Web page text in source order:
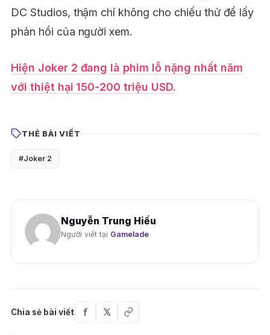
DC Studios, thậm chí không cho chiếu thử để lấy
phản hồi của người xem.
Hiện Joker 2 đang là phim lỗ nặng nhất năm
với thiệt hại 150-200 triệu USD.
THẺ BÀI VIẾT
#Joker 2
Nguyễn Trung Hiếu
Người viết tại Gamelade
Chia sẻ bài viết